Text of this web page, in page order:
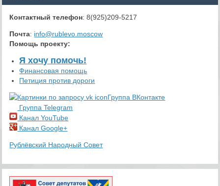
Контактный телефон: 8(925)209-5217
Почта: info@rublevo.moscow
Помощь проекту:
Я хочу помочь!
Финансовая помощь
Петиция против дороги
Группа ВКонтакте
Группа Telegram
Канал YouTube
Канал Google+
Рублёвский Народный Совет